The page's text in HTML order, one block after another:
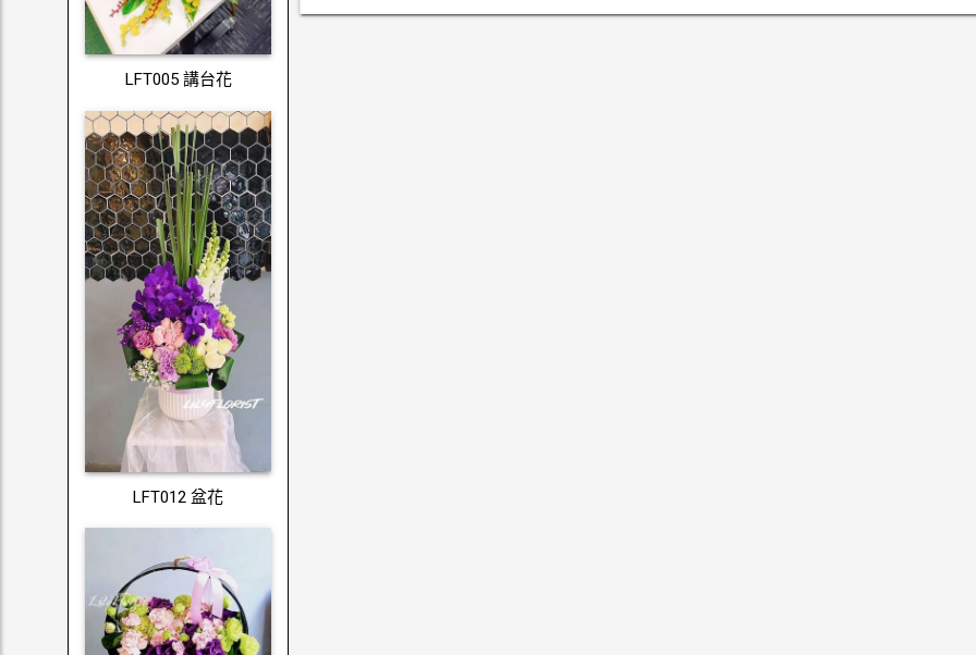
LFT005 講台花
LFT012 盆花